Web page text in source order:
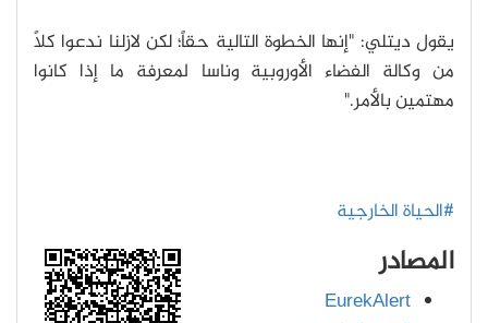
يقول ديتلي: "إنها الخطوة التالية حقاً؛ لكن لازلنا ندعوا كلاً
من وكالة الفضاء الأوروبية وناسا لمعرفة ما إذا كانوا
مهتمين بالأمر."
#الحياة الخارجية
المصادر
EurekAlert